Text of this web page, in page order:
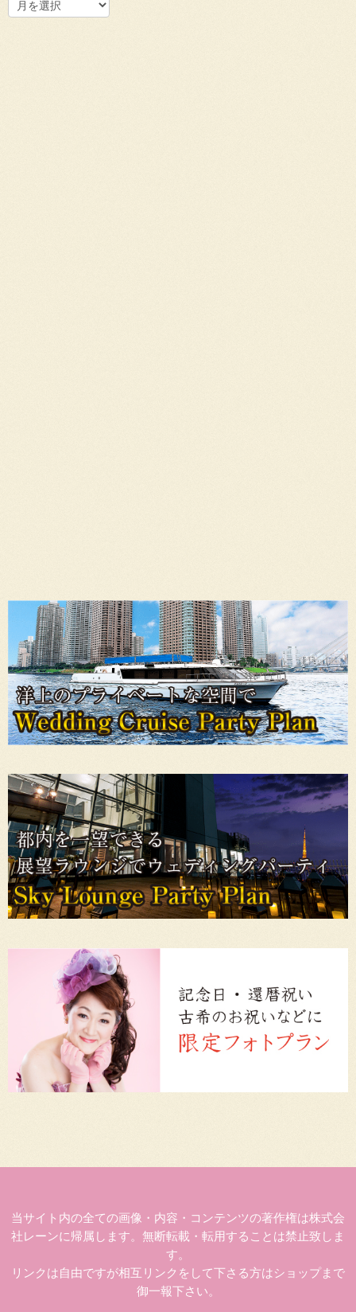
当サイト内の全ての画像・内容・コンテンツの著作権は株式会
社レーンに帰属します。無断転載・転用することは禁止致しま
す。
リンクは自由ですが相互リンクをして下さる方はショップまで
御一報下さい。